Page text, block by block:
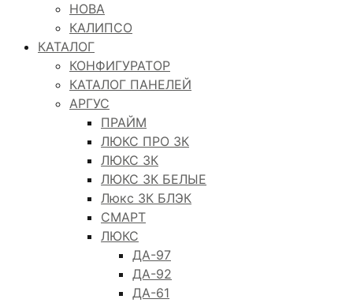
НОВА
КАЛИПСО
КАТАЛОГ
КОНФИГУРАТОР
КАТАЛОГ ПАНЕЛЕЙ
АРГУС
ПРАЙМ
ЛЮКС ПРО 3К
ЛЮКС 3К
ЛЮКС 3К БЕЛЫЕ
Люкс 3К БЛЭК
СМАРТ
ЛЮКС
ДА-97
ДА-92
ДА-61